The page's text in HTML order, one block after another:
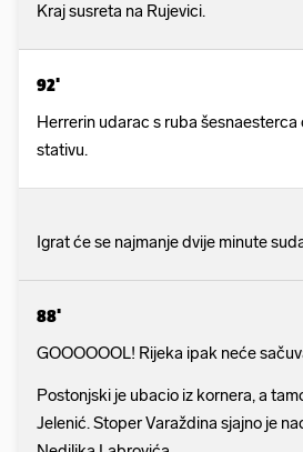
Kraj susreta na Rujevici.
92'
Herrerin udarac s ruba šesnaesterca
stativu.
Igrat će se najmanje dvije minute
88'
GOOOOOOL! Rijeka ipak neće
Postonjski je ubacio iz kornera, a
Jelenić. Stoper Varaždina sjajno je